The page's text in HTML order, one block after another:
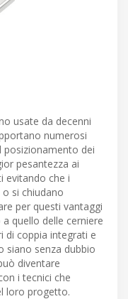
usate da decenni
numerosi
posizionamento dei
pesantezza ai
evitando che i
si chiudano
per questi vantaggi
quello delle cerniere
di coppia integrati e
siano senza dubbio
diventare
i tecnici che
loro progetto.